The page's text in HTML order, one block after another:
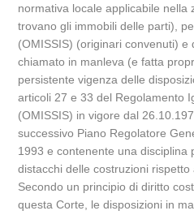
normativa locale applicabile nella
trovano gli immobili delle parti),
(OMISSIS) (originari convenuti) e
chiamato in manleva (e fatta
persistente vigenza delle
articoli 27 e 33 del Regolamento
(OMISSIS) in vigore dal
successivo Piano Regolatore
1993 e contenente una disciplina
distacchi delle costruzioni rispetto
Secondo un principio di diritto
questa Corte, le disposizioni in